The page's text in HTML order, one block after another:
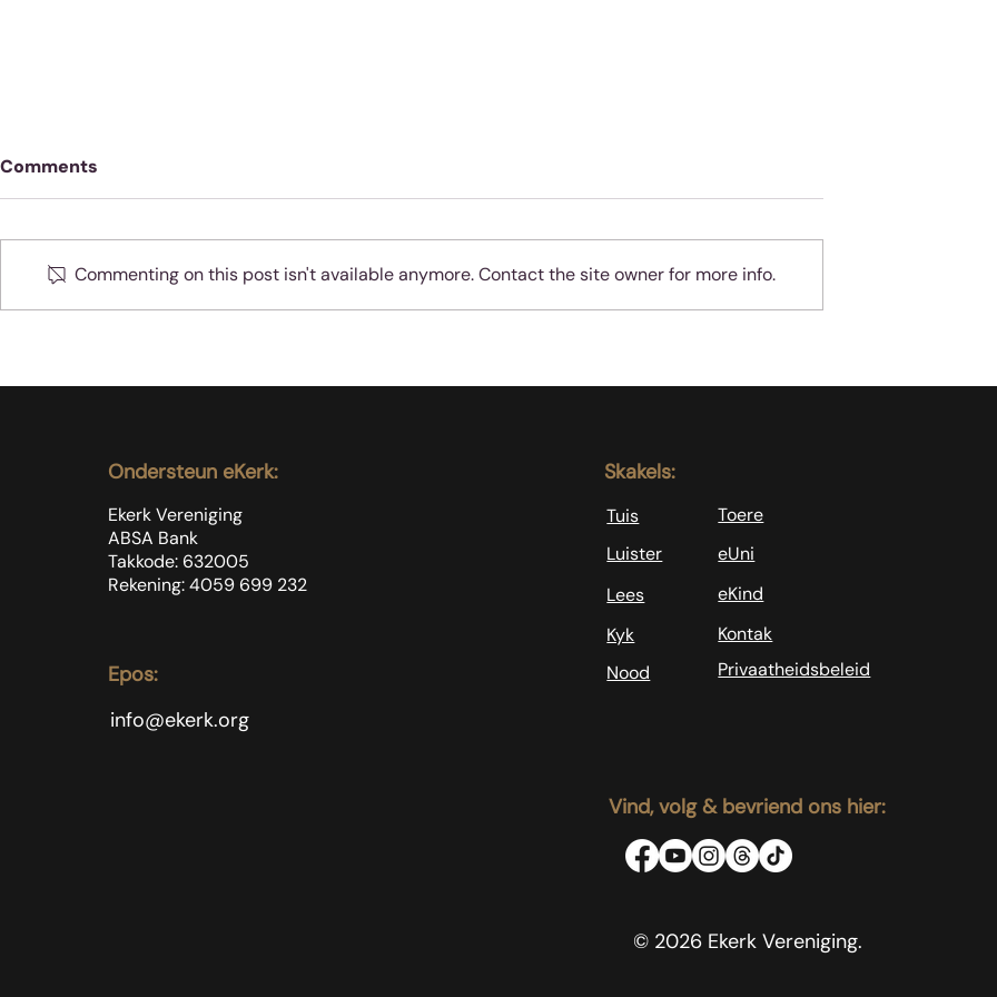
Oefen jou geheue
Comments
Commenting on this post isn't available anymore. Contact the site owner for more info.
Ondersteun eKerk:
Ekerk Vereniging
ABSA Bank
Takkode: 632005
Rekening: 4059 699 232
Epos:
info@ekerk.org
Skakels:
Tuis
Toere
Luister
eUni
Lees
eKind
Kyk
Kontak
Nood
Privaatheidsbeleid
Vind, volg & bevriend ons hier:
© 2026 Ekerk Vereniging.